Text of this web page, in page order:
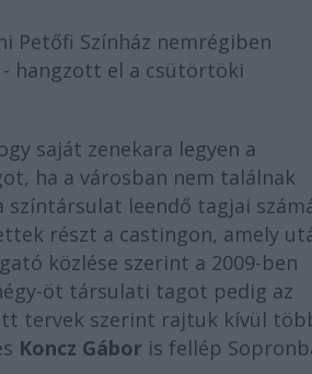
Petőfi Színház nemrégiben
hangzott el a csütörtöki
saját zenekara legyen a
ha a városban nem találnak
színtársulat leendő tagjai
részt a castingon, amely
közlése szerint a 2009-ben
öt társulati tagot pedig az
tervek szerint rajtuk kívül
Koncz Gábor is fellép